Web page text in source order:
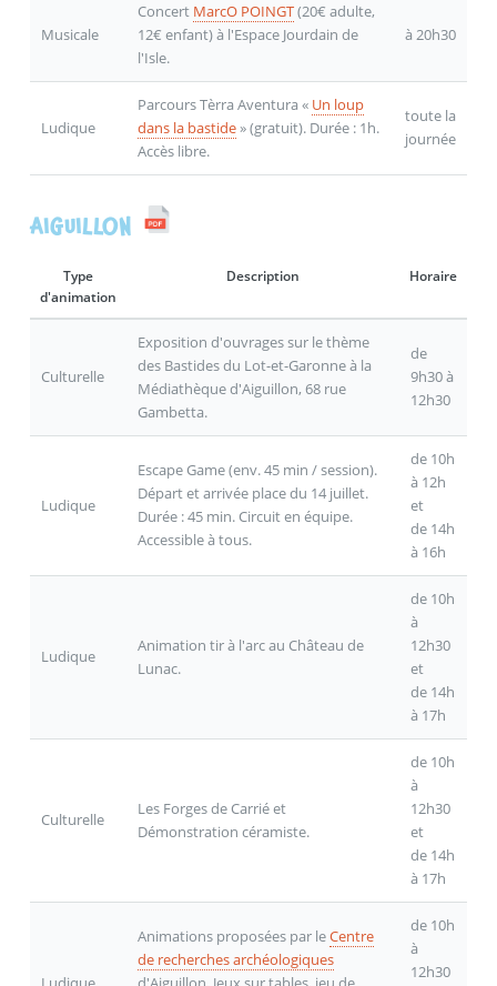
Musicale
Concert MarcO POINGT(20€ adulte,
12€ enfant) à l'Espace Jourdain de
l'Isle.
à 20h30
Ludique
Parcours Tèrra Aventura « Un loup
dans la bastide» (gratuit). Durée : 1h.
Accès libre.
toute la
journée
AIGUILLON
Type
d'animation
Description Horaire
Culturelle
Exposition d'ouvrages sur le thème
des Bastides du Lot-et-Garonne à la
Médiathèque d'Aiguillon, 68 rue
Gambetta.
de
9h30 à
12h30
Ludique
Escape Game (env. 45 min / session).
Départ et arrivée place du 14 juillet.
Durée : 45 min. Circuit en équipe.
Accessible à tous.
de 10h
à 12h
et
de 14h
à 16h
Ludique
Animation tir à l'arc au Château de
Lunac.
de 10h
à
12h30
et
de 14h
à 17h
Culturelle
Les Forges de Carrié et
Démonstration céramiste.
de 10h
à
12h30
et
de 14h
à 17h
Animations proposées par leCentre
de recherches archéologiques
de 10h
à
12h30